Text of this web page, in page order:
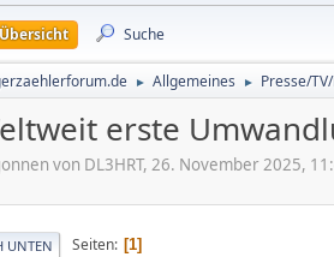
Übersicht Suche
► Allgemeines ► Presse/
erste
von DL3HRT, 26. November 2025,
UNTEN Seiten 1